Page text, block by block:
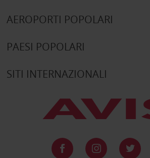
AEROPORTI POPOLARI
PAESI POPOLARI
SITI INTERNAZIONALI